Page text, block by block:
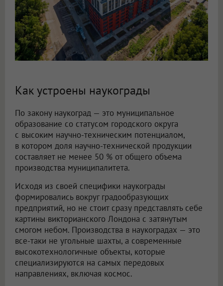
Как устроены наукограды
По закону наукоград — это муниципальное
образование со статусом городского округа
с высоким научно-техническим потенциалом,
в котором доля научно-технической продукции
составляет не менее 50 % от общего объема
производства муниципалитета.
Исходя из своей специфики наукограды
формировались вокруг градообразующих
предприятий, но не стоит сразу представлять себе
картины викторианского Лондона с затянутым
смогом небом. Производства в наукоградах — это
все-таки не угольные шахты, а современные
высокотехнологичные объекты, которые
специализируются на самых передовых
направлениях, включая космос.